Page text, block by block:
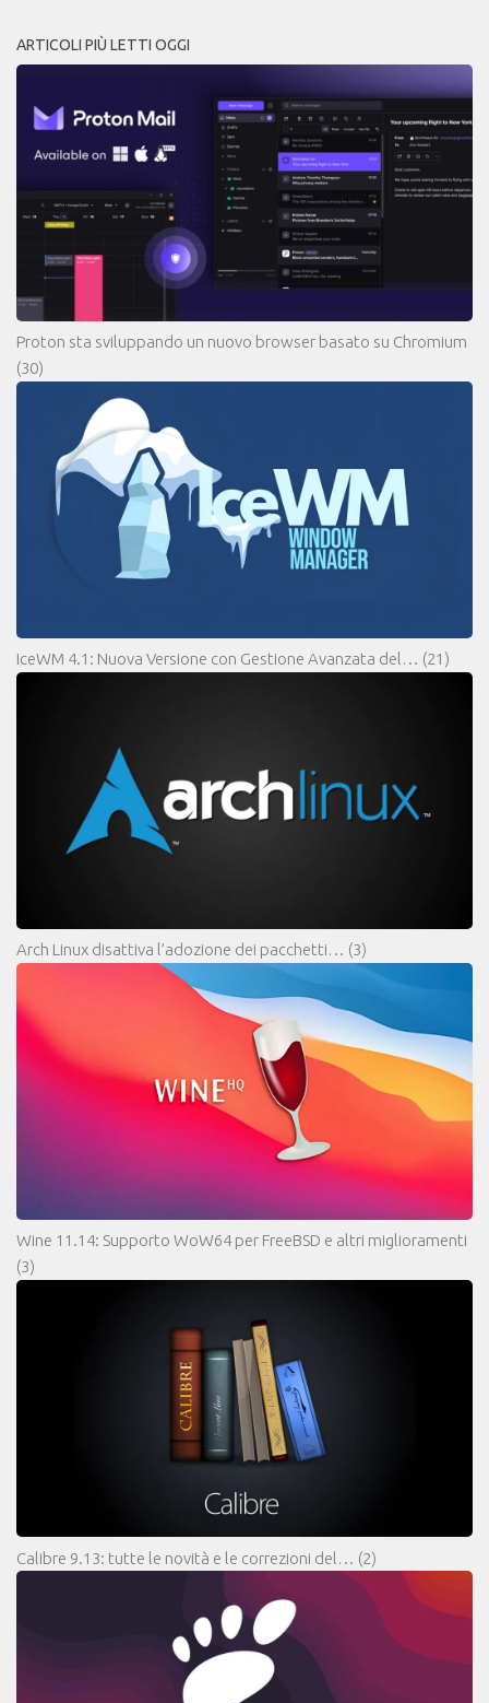
ARTICOLI PIÙ LETTI OGGI
Proton sta sviluppando un nuovo browser basato su Chromium
(30)
IceWM 4.1: Nuova Versione con Gestione Avanzata del… (21)
Arch Linux disattiva l’adozione dei pacchetti… (3)
Wine 11.14: Supporto WoW64 per FreeBSD e altri miglioramenti
(3)
Calibre 9.13: tutte le novità e le correzioni del… (2)